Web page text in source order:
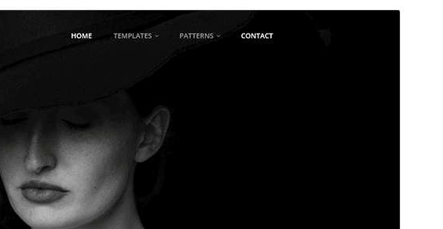
Versió del WordPress
Versió del PHP
Pàgina d’inici del tema